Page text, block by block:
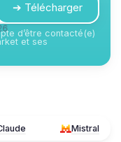
➔ Télécharger
d’être contacté(e)
et ses
Mistral